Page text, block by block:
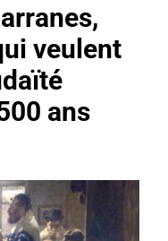
veulent
ans